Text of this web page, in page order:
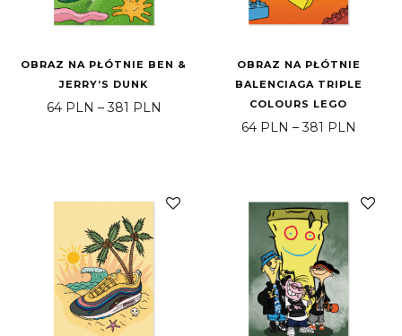
OBRAZ NA PŁÓTNIE BEN &
JERRY’S DUNK
64 PLN – 381 PLN Price range: 64 PLN through 381 PLN
OBRAZ NA PŁÓTNIE
BALENCIAGA TRIPLE
COLOURS LEGO
64 PLN – 381 PLN